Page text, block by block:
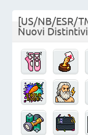
[US/NB/ESR/
Nuovi Distintivi